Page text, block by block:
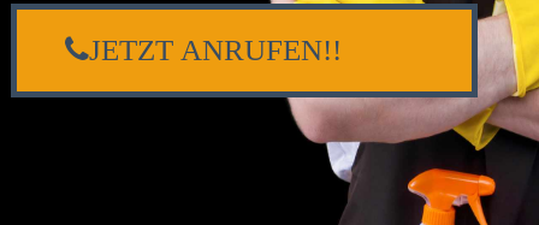
JETZT ANRUFEN!!